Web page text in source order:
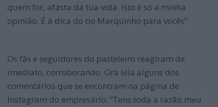
quem for, afasta da tua vida. Isto é só a minha
opinião. É a dica do tio Marquinho para vocês”
Os fãs e seguidores do pasteleiro reagiram de
imediato, corroborando. Ora leia alguns dos
comentários que se encontram na página de
Instagram do empresário: “Tens toda a razão meu